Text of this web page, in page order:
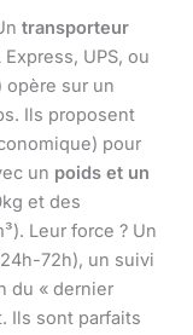
transporteur
UPS, ou
opère sur un
Ils proposent
pour
un poids et un
et des
Leur force ? Un
72h), un suivi
du « dernier
Ils sont parfaits